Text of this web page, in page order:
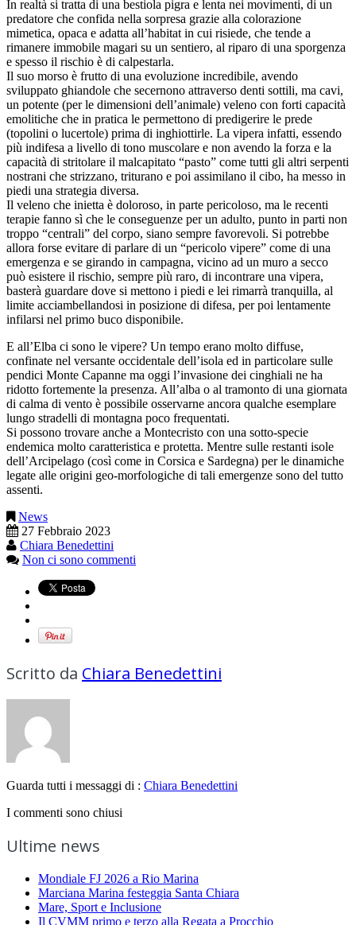
In realtà si tratta di una bestiola pigra e lenta nei movimenti, di un
predatore che confida nella sorpresa grazie alla colorazione
mimetica, opaca e adatta all’habitat in cui risiede, che tende a
rimanere immobile magari su un sentiero, al riparo di una sporgenza
e spesso il rischio è di calpestarla.
Il suo morso è frutto di una evoluzione incredibile, avendo
sviluppato ghiandole che secernono attraverso denti sottili, ma cavi,
un potente (per le dimensioni dell’animale) veleno con forti capacità
emolitiche che in pratica le permettono di predigerire le prede
(topolini o lucertole) prima di inghiottirle. La vipera infatti, essendo
più indifesa a livello di tono muscolare e non avendo la forza e la
capacità di stritolare il malcapitato “pasto” come tutti gli altri serpenti
nostrani che strizzano, triturano e poi assimilano il cibo, ha messo in
piedi una strategia diversa.
Il veleno che inietta è doloroso, in parte pericoloso, ma le recenti
terapie fanno sì che le conseguenze per un adulto, punto in parti non
troppo “centrali” del corpo, siano sempre favorevoli. Si potrebbe
allora forse evitare di parlare di un “pericolo vipere” come di una
emergenza e se girando in campagna, vicino ad un muro a secco
può esistere il rischio, sempre più raro, di incontrare una vipera,
basterà guardare dove si mettono i piedi e lei rimarrà tranquilla, al
limite acciambellandosi in posizione di difesa, per poi lentamente
infilarsi nel primo buco disponibile.
E all’Elba ci sono le vipere? Un tempo erano molto diffuse,
confinate nel versante occidentale dell’isola ed in particolare sulle
pendici Monte Capanne ma oggi l’invasione dei cinghiali ne ha
ridotto fortemente la presenza. All’alba o al tramonto di una giornata
di calma di vento è possibile osservarne ancora qualche esemplare
lungo stradelli di montagna poco frequentati.
Si possono trovare anche a Montecristo con una sotto-specie
endemica molto caratteristica e protetta. Mentre sulle restanti isole
dell’Arcipelago (così come in Corsica e Sardegna) per le dinamiche
legate alle origini geo-morfologiche di tali emergenze sono del tutto
assenti.
News
27 Febbraio 2023
Chiara Benedettini
Non ci sono commenti
Scritto da Chiara Benedettini
Guarda tutti i messaggi di : Chiara Benedettini
I commenti sono chiusi
Ultime news
Mondiale FJ 2026 a Rio Marina
Marciana Marina festeggia Santa Chiara
Mare, Sport e Inclusione
Il CVMM primo e terzo alla Regata a Procchio